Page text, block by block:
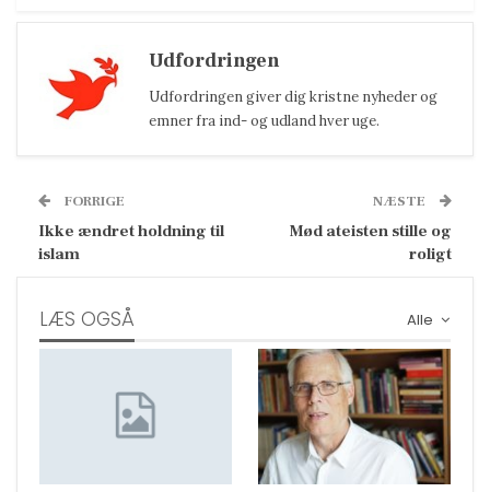
Udfordringen
Udfordringen giver dig kristne nyheder og
emner fra ind- og udland hver uge.
FORRIGE
Ikke ændret holdning til
islam
NÆSTE
Mød ateisten stille og
roligt
Alle
LÆS OGSÅ